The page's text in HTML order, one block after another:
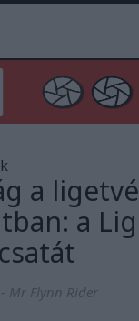
a
a
- Mr Flynn Rider